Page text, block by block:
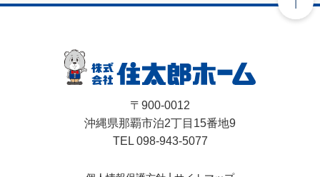
〒900-0012
沖縄県那覇市泊2丁目15番地9
TEL 098-943-5077